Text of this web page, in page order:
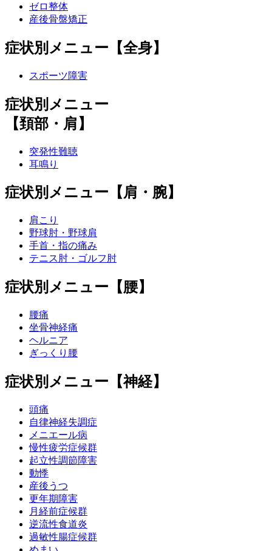
ゼロ整体
産後骨盤矯正
症状別メニュー【全身】
スポーツ障害
症状別メニュー
【頚部・肩】
突発性難聴
耳鳴り
症状別メニュー【肩・腕】
肩こり
野球肘・野球肩
手首・指の痛み
テニス肘・ゴルフ肘
症状別メニュー【腰】
腰痛
坐骨神経痛
ヘルニア
ぎっくり腰
症状別メニュー【神経】
頭痛
自律神経失調症
メニエール病
慢性疲労症候群
起立性調節障害
動悸
産後うつ
更年期障害
月経前症候群
逆流性食道炎
過敏性腸症候群